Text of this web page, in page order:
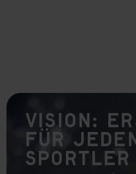
Vision:
für
Sportler